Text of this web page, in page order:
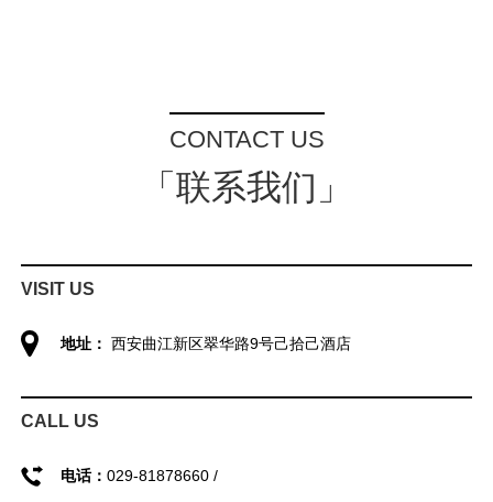
CONTACT US
「联系我们」
VISIT US
地址： 西安曲江新区翠华路9号己拾己酒店
CALL US
电话： 029-81878660 /